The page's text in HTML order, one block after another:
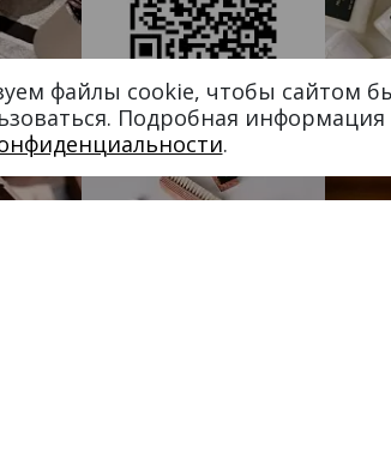
файлы cookie, чтобы сайтом
Подробная информация
.